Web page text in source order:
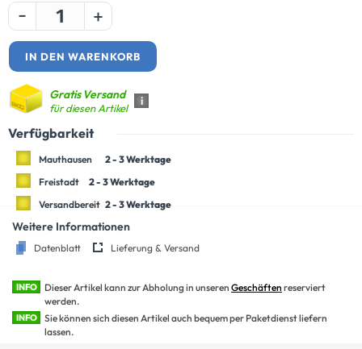
- +
Gratis Versand
für diesen Artikel i
IN DEN WARENKORB
Weitere Informationen
Datenblatt Lieferung & Versand
INFO Dieser Artikel kann zur Abholung in unseren Geschäften reserviert
werden.
INFO
Sie können sich diesen Artikel auch bequem per Paketdienst liefern
lassen.
Verfügbarkeit
Mauthausen
2 - 3 Werktage
Freistadt
2 - 3 Werktage
Versandbereit 2 - 3 Werktage